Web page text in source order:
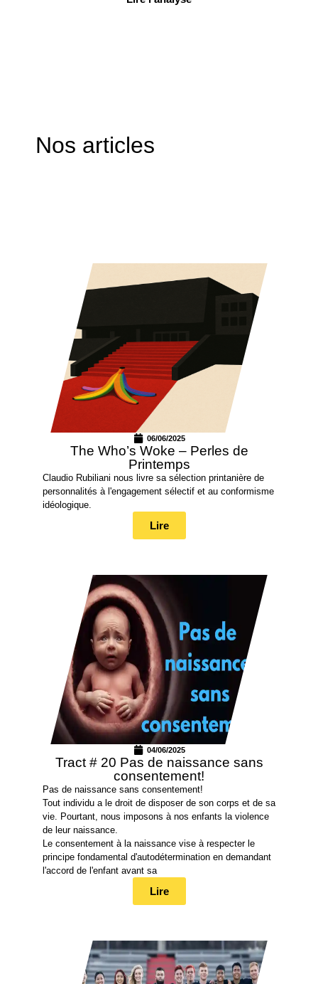
Nos articles
06/06/2025
The Who’s Woke – Perles de
Printemps
Claudio Rubiliani nous livre sa sélection printanière de
personnalités à l'engagement sélectif et au conformisme
idéologique.
Lire
04/06/2025
Tract # 20 Pas de naissance sans
consentement!
Pas de naissance sans consentement!
Tout individu a le droit de disposer de son corps et de sa
vie. Pourtant, nous imposons à nos enfants la violence
de leur naissance.
Le consentement à la naissance vise à respecter le
principe fondamental d'autodétermination en demandant
l'accord de l'enfant avant sa
Lire